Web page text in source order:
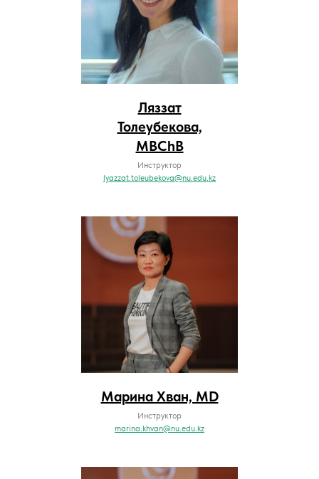
Ляззат
Толеубекова,
MBChB
Инструктор
lyazzat.toleubekova@nu.edu.kz
Марина Хван, MD
Инструктор
marina.khvan@nu.edu.kz